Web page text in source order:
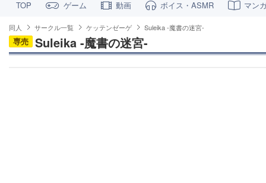
TOP ゲーム 動画 ボイス・ASMR マン
同人 サークル一覧 ケッテンゼーゲ Suleika -魔書の迷宮-
専売 Suleika -魔書の迷宮-